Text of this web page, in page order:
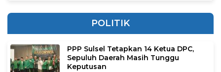
POLITIK
PPP Sulsel Tetapkan 14 Ketua DPC,
Sepuluh Daerah Masih Tunggu
Keputusan